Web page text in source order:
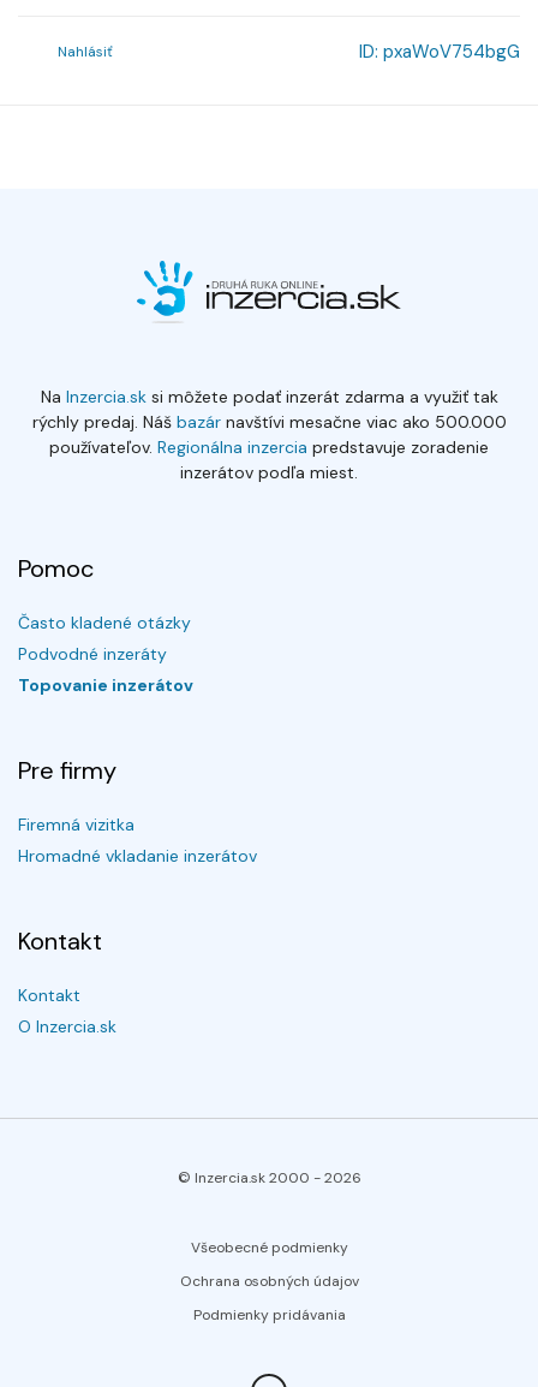
Nahlásiť ID: pxaWoV754bgG
Na Inzercia.sksi môžete podať inzerát zdarma a využiť tak
rýchly predaj. Náš bazárnavštívi mesačne viac ako 500.000
používateľov. Regionálna inzercia predstavuje zoradenie
inzerátov podľa miest.
Pomoc
Často kladené otázky
Podvodné inzeráty
Topovanie inzerátov
Pre firmy
Firemná vizitka
Hromadné vkladanie inzerátov
Kontakt
Kontakt
O Inzercia.sk
© Inzercia.sk 2000 -2026
Všeobecné podmienky
Ochrana osobných údajov
Podmienky pridávania